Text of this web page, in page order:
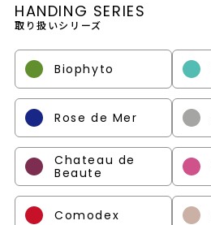
HANDING SERIES
取り扱いシリーズ
Biophyto
Rose de Mer
Chateau de
Beaute
Comodex